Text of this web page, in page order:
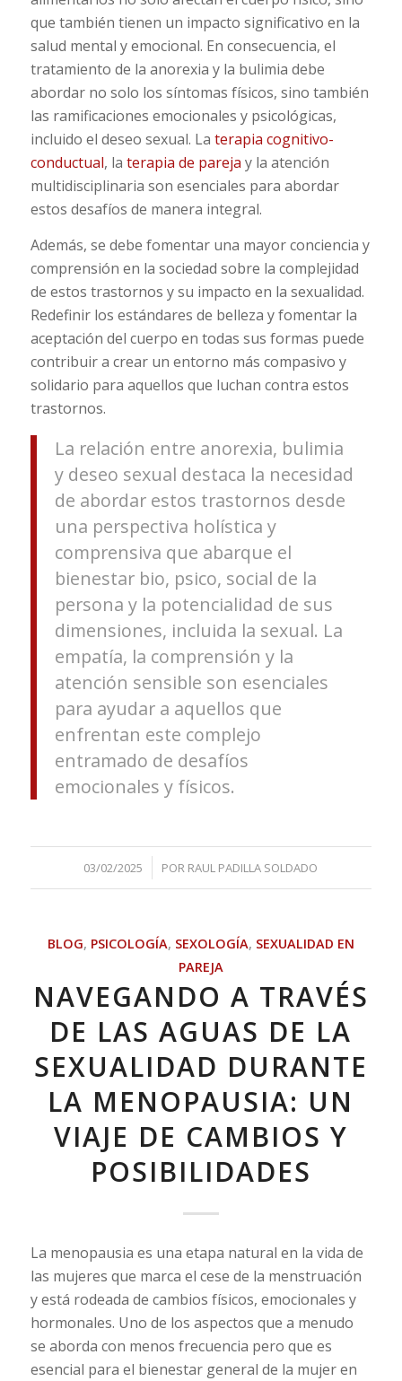
que también tienen un impacto significativo en la
salud mental y emocional. En consecuencia, el
tratamiento de la anorexia y la bulimia debe
abordar no solo los síntomas físicos, sino también
las ramificaciones emocionales y psicológicas,
incluido el deseo sexual. La terapia cognitivo-
conductual, la terapia de pareja y la atención
multidisciplinaria son esenciales para abordar
estos desafíos de manera integral.
Además, se debe fomentar una mayor conciencia y
comprensión en la sociedad sobre la complejidad
de estos trastornos y su impacto en la sexualidad.
Redefinir los estándares de belleza y fomentar la
aceptación del cuerpo en todas sus formas puede
contribuir a crear un entorno más compasivo y
solidario para aquellos que luchan contra estos
trastornos.
La relación entre anorexia, bulimia
y deseo sexual destaca la necesidad
de abordar estos trastornos desde
una perspectiva holística y
comprensiva que abarque el
bienestar bio, psico, social de la
persona y la potencialidad de sus
dimensiones, incluida la sexual. La
empatía, la comprensión y la
atención sensible son esenciales
para ayudar a aquellos que
enfrentan este complejo
entramado de desafíos
emocionales y físicos.
03/02/2025
/ POR RAUL PADILLA SOLDADO
BLOG, PSICOLOGÍA, SEXOLOGÍA, SEXUALIDAD EN
PAREJA
NAVEGANDO A TRAVÉS
DE LAS AGUAS DE LA
SEXUALIDAD DURANTE
LA MENOPAUSIA: UN
VIAJE DE CAMBIOS Y
POSIBILIDADES
La menopausia es una etapa natural en la vida de
las mujeres que marca el cese de la menstruación
y está rodeada de cambios físicos, emocionales y
hormonales. Uno de los aspectos que a menudo
se aborda con menos frecuencia pero que es
esencial para el bienestar general de la mujer en